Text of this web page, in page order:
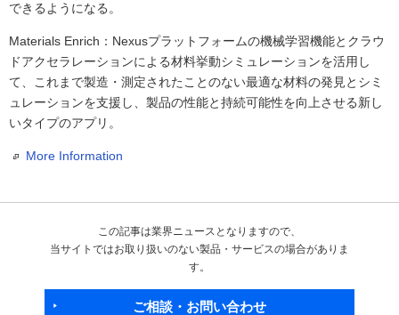
できるようになる。
Materials Enrich：Nexusプラットフォームの機械学習機能とクラウ
ドアクセラレーションによる材料挙動シミュレーションを活用し
て、これまで製造・測定されたことのない最適な材料の発見とシミ
ュレーションを支援し、製品の性能と持続可能性を向上させる新し
いタイプのアプリ。
More Information
この記事は業界ニュースとなりますので、
当サイトではお取り扱いのない製品・サービスの場合がありま
す。
ご相談・お問い合わせ